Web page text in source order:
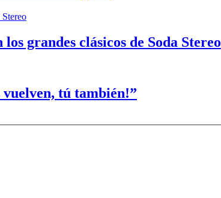
grandes clásicos de Soda Stereo
vuelven, tú también!”